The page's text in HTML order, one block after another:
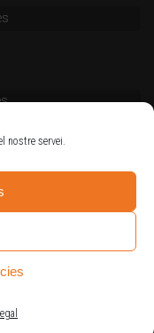
nostre servei.
Catalunya